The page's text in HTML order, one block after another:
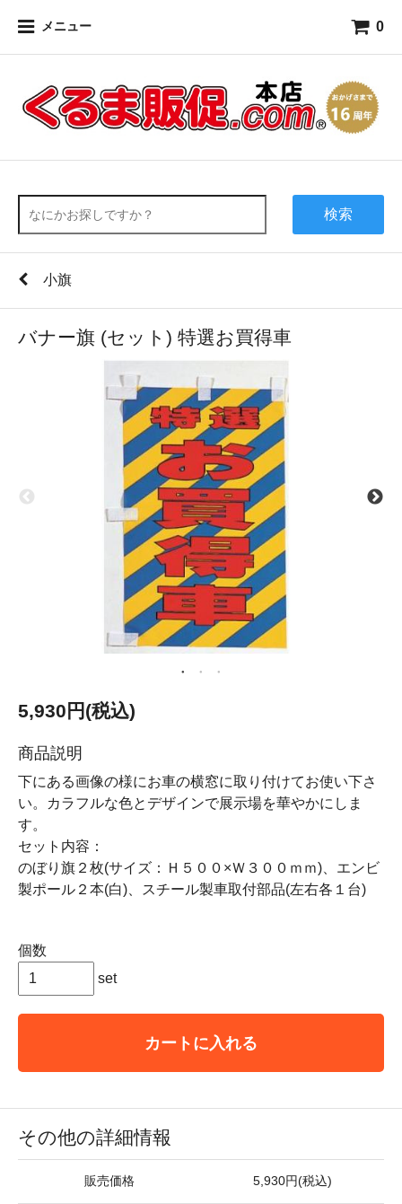
メニュー 0
検索
小旗
バナー旗 (セット) 特選お買得車
5,930円(税込)
商品説明
下にある画像の様にお車の横窓に取り付けてお使い下さ
い。カラフルな色とデザインで展示場を華やかにしま
す。
セット内容：
のぼり旗２枚(サイズ：Ｈ５００×Ｗ３００ｍｍ)、エンビ
製ポール２本(白)、スチール製車取付部品(左右各１台)
個数
set
カートに入れる
その他の詳細情報
販売価格 5,930円(税込)